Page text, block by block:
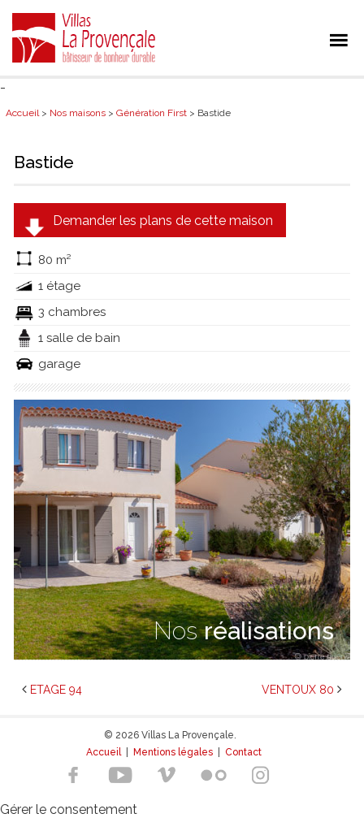
-
Accueil> Nos maisons > Génération First > Bastide
Bastide
Demander les plans de cette maison
80 m²
1 étage
3 chambres
1 salle de bain
garage
Nosréalisations
ETAGE 94 VENTOUX 80
© 2026 Villas La Provençale.
Accueil| Mentions légales Contact
Gérer le consentement